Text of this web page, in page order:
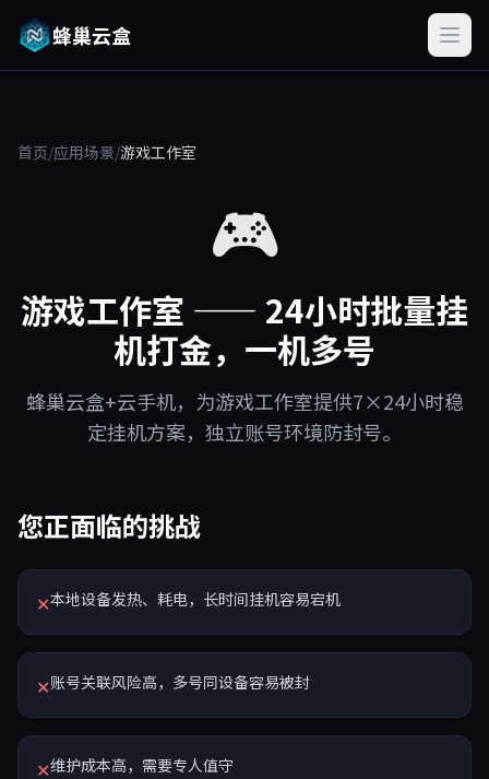
蜂巢云盒
首页/应用场景/游戏工作室
🎮
游戏工作室 —— 24小时批量挂
机打金，一机多号
蜂巢云盒+云手机，为游戏工作室提供7×24小时稳
定挂机方案，独立账号环境防封号。
您正面临的挑战
✕本地设备发热、耗电，长时间挂机容易宕机
✕账号关联风险高，多号同设备容易被封
✕维护成本高，需要专人值守